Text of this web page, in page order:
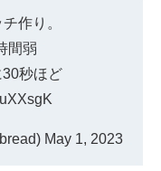
作り。
間弱
秒ほど
May 1, 2023